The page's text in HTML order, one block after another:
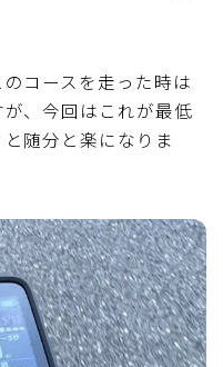
コースを走った時は
、今回はこれが最低
随分と楽になりま